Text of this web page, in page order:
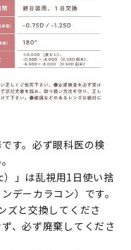
す。必ず眼科医の検
」は乱視用1日使い捨
デーカラコン）です。
ズと交換してくださ
、必ず廃棄してくださ